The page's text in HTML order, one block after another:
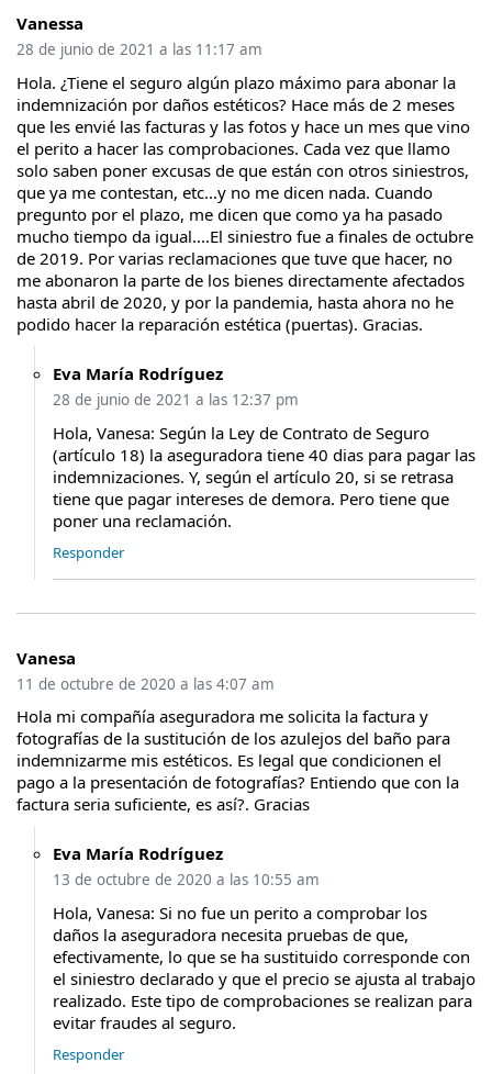
Vanessa
28 de junio de 2021 a las 11:17 am
Hola. ¿Tiene el seguro algún plazo máximo para abonar la
indemnización por daños estéticos? Hace más de 2 meses
que les envié las facturas y las fotos y hace un mes que vino
el perito a hacer las comprobaciones. Cada vez que llamo
solo saben poner excusas de que están con otros siniestros,
que ya me contestan, etc...y no me dicen nada. Cuando
pregunto por el plazo, me dicen que como ya ha pasado
mucho tiempo da igual....El siniestro fue a finales de octubre
de 2019. Por varias reclamaciones que tuve que hacer, no
me abonaron la parte de los bienes directamente afectados
hasta abril de 2020, y por la pandemia, hasta ahora no he
podido hacer la reparación estética (puertas). Gracias.
Eva María Rodríguez
28 de junio de 2021 a las 12:37 pm
Hola, Vanesa: Según la Ley de Contrato de Seguro
(artículo 18) la aseguradora tiene 40 dias para pagar las
indemnizaciones. Y, según el artículo 20, si se retrasa
tiene que pagar intereses de demora. Pero tiene que
poner una reclamación.
Responder
Vanesa
11 de octubre de 2020 a las 4:07 am
Hola mi compañía aseguradora me solicita la factura y
fotografías de la sustitución de los azulejos del baño para
indemnizarme mis estéticos. Es legal que condicionen el
pago a la presentación de fotografías? Entiendo que con la
factura seria suficiente, es así?. Gracias
Eva María Rodríguez
13 de octubre de 2020 a las 10:55 am
Hola, Vanesa: Si no fue un perito a comprobar los
daños la aseguradora necesita pruebas de que,
efectivamente, lo que se ha sustituido corresponde con
el siniestro declarado y que el precio se ajusta al trabajo
realizado. Este tipo de comprobaciones se realizan para
evitar fraudes al seguro.
Responder